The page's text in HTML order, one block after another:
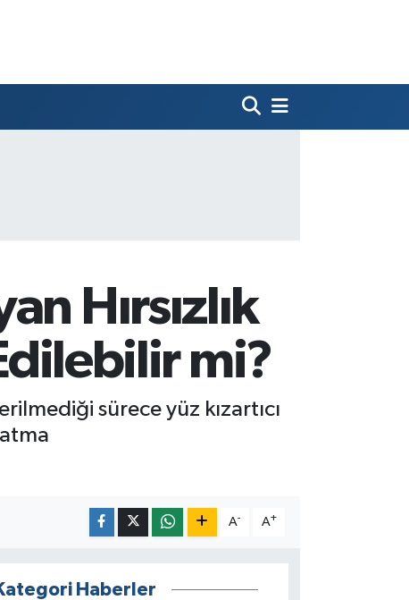
Hırsızlık
mi?
sürece yüz kızartıcı
A- A+
Haberler